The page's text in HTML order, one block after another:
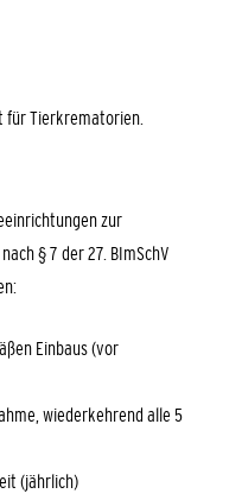
für Tierkrematorien.
zur
§ 7 der 27. BImSchV
Einbaus (vor
wiederkehrend alle 5
(jährlich)